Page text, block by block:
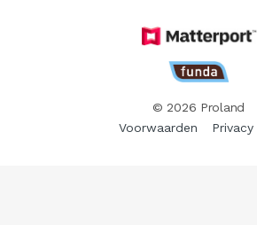
© 2026 Proland
Voorwaarden